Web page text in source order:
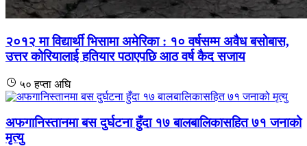
२०१२ मा विद्यार्थी भिसामा अमेरिका : १० वर्षसम्म अवैध बसोबास,
उत्तर कोरियालाई हतियार पठाएपछि आठ वर्ष कैद सजाय
५० हप्ता अघि
अफगानिस्तानमा बस दुर्घटना हुँदा १७ बालबालिकासहित ७१ जनाको
मृत्यु